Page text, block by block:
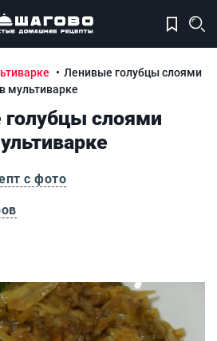
Ленивые голубцы слоями
в мультиварке
слоями
с фото
в мультиварке